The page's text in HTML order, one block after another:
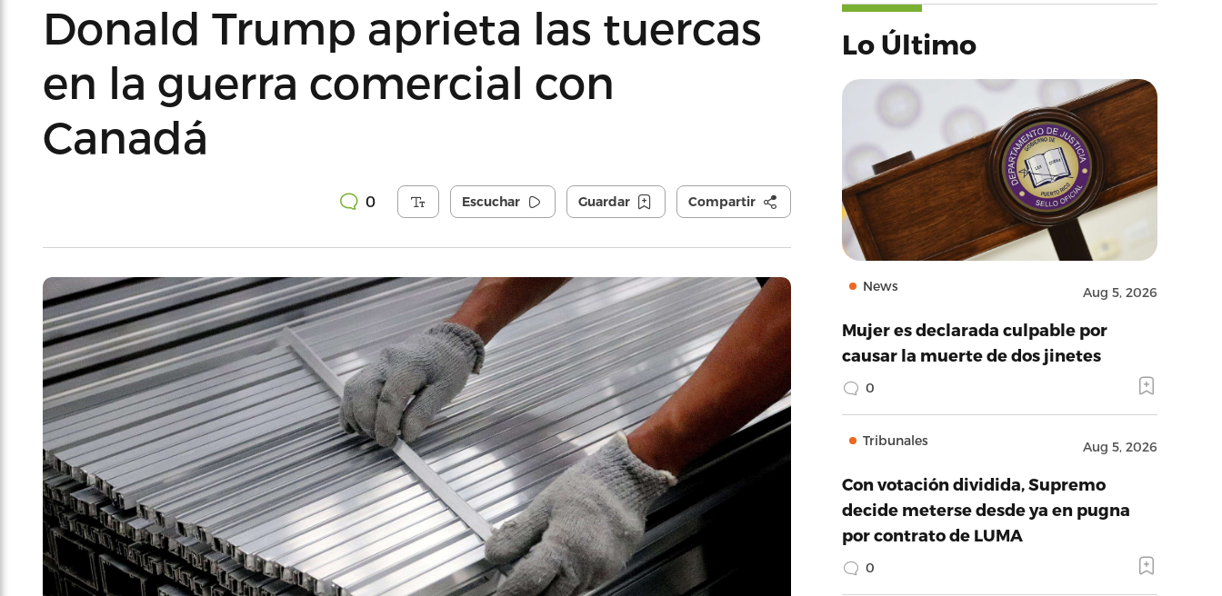
Donald Trump aprieta las tuercas
en la guerra comercial con
Canadá
0 Escuchar Guardar Compartir
Lo Último
News Aug 5, 2026
Mujer es declarada culpable por
causar la muerte de dos jinetes
0
Tribunales Aug 5, 2026
Con votación dividida, Supremo
decide meterse desde ya en pugna
por contrato de LUMA
0